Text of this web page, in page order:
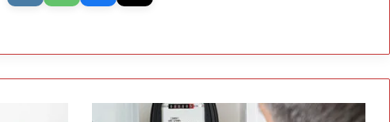
الماء